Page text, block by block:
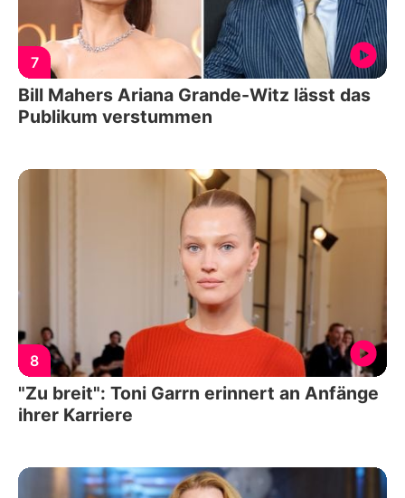
7
Bill Mahers Ariana Grande-Witz lässt das
Publikum verstummen
8
"Zu breit": Toni Garrn erinnert an Anfänge
ihrer Karriere